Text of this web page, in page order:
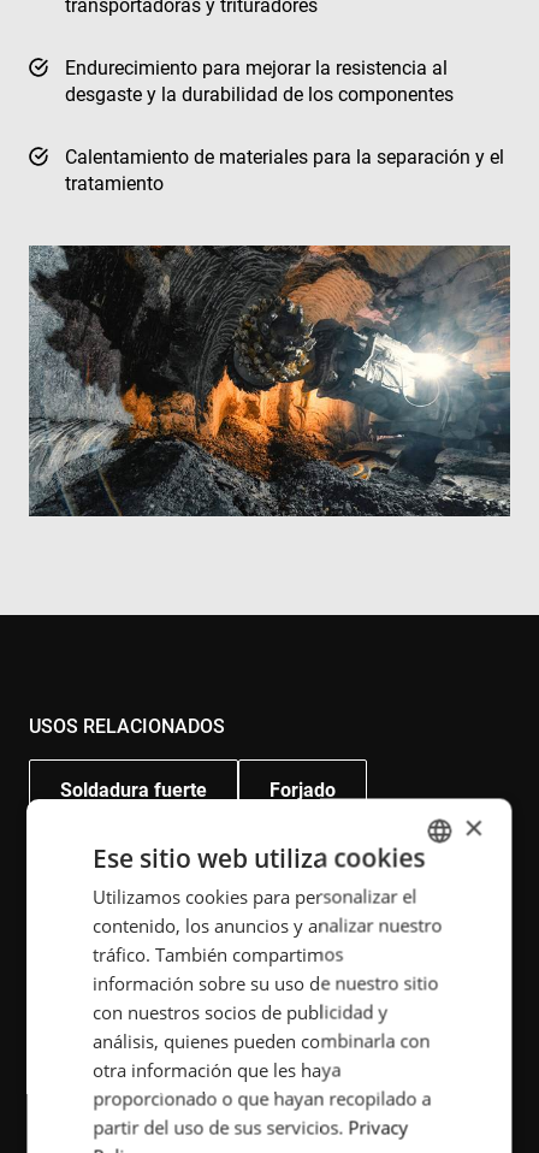
transportadoras y trituradores
Endurecimiento para mejorar la resistencia al
desgaste y la durabilidad de los componentes
Calentamiento de materiales para la separación y el
tratamiento
USOS RELACIONADOS
Soldadura fuerte Forjado
Endurecimiento Fundido
PRODUCTOS RELACIONADOS
HardLine Minac Sinac
HeatLine
ENGLISH
POLISH
FRENCH
×
Ese sitio web utiliza cookies
Utilizamos cookies para personalizar el
contenido, los anuncios y analizar nuestro
tráfico. También compartimos
información sobre su uso de nuestro sitio
con nuestros socios de publicidad y
análisis, quienes pueden combinarla con
otra información que les haya
proporcionado o que hayan recopilado a
partir del uso de sus servicios. Privacy